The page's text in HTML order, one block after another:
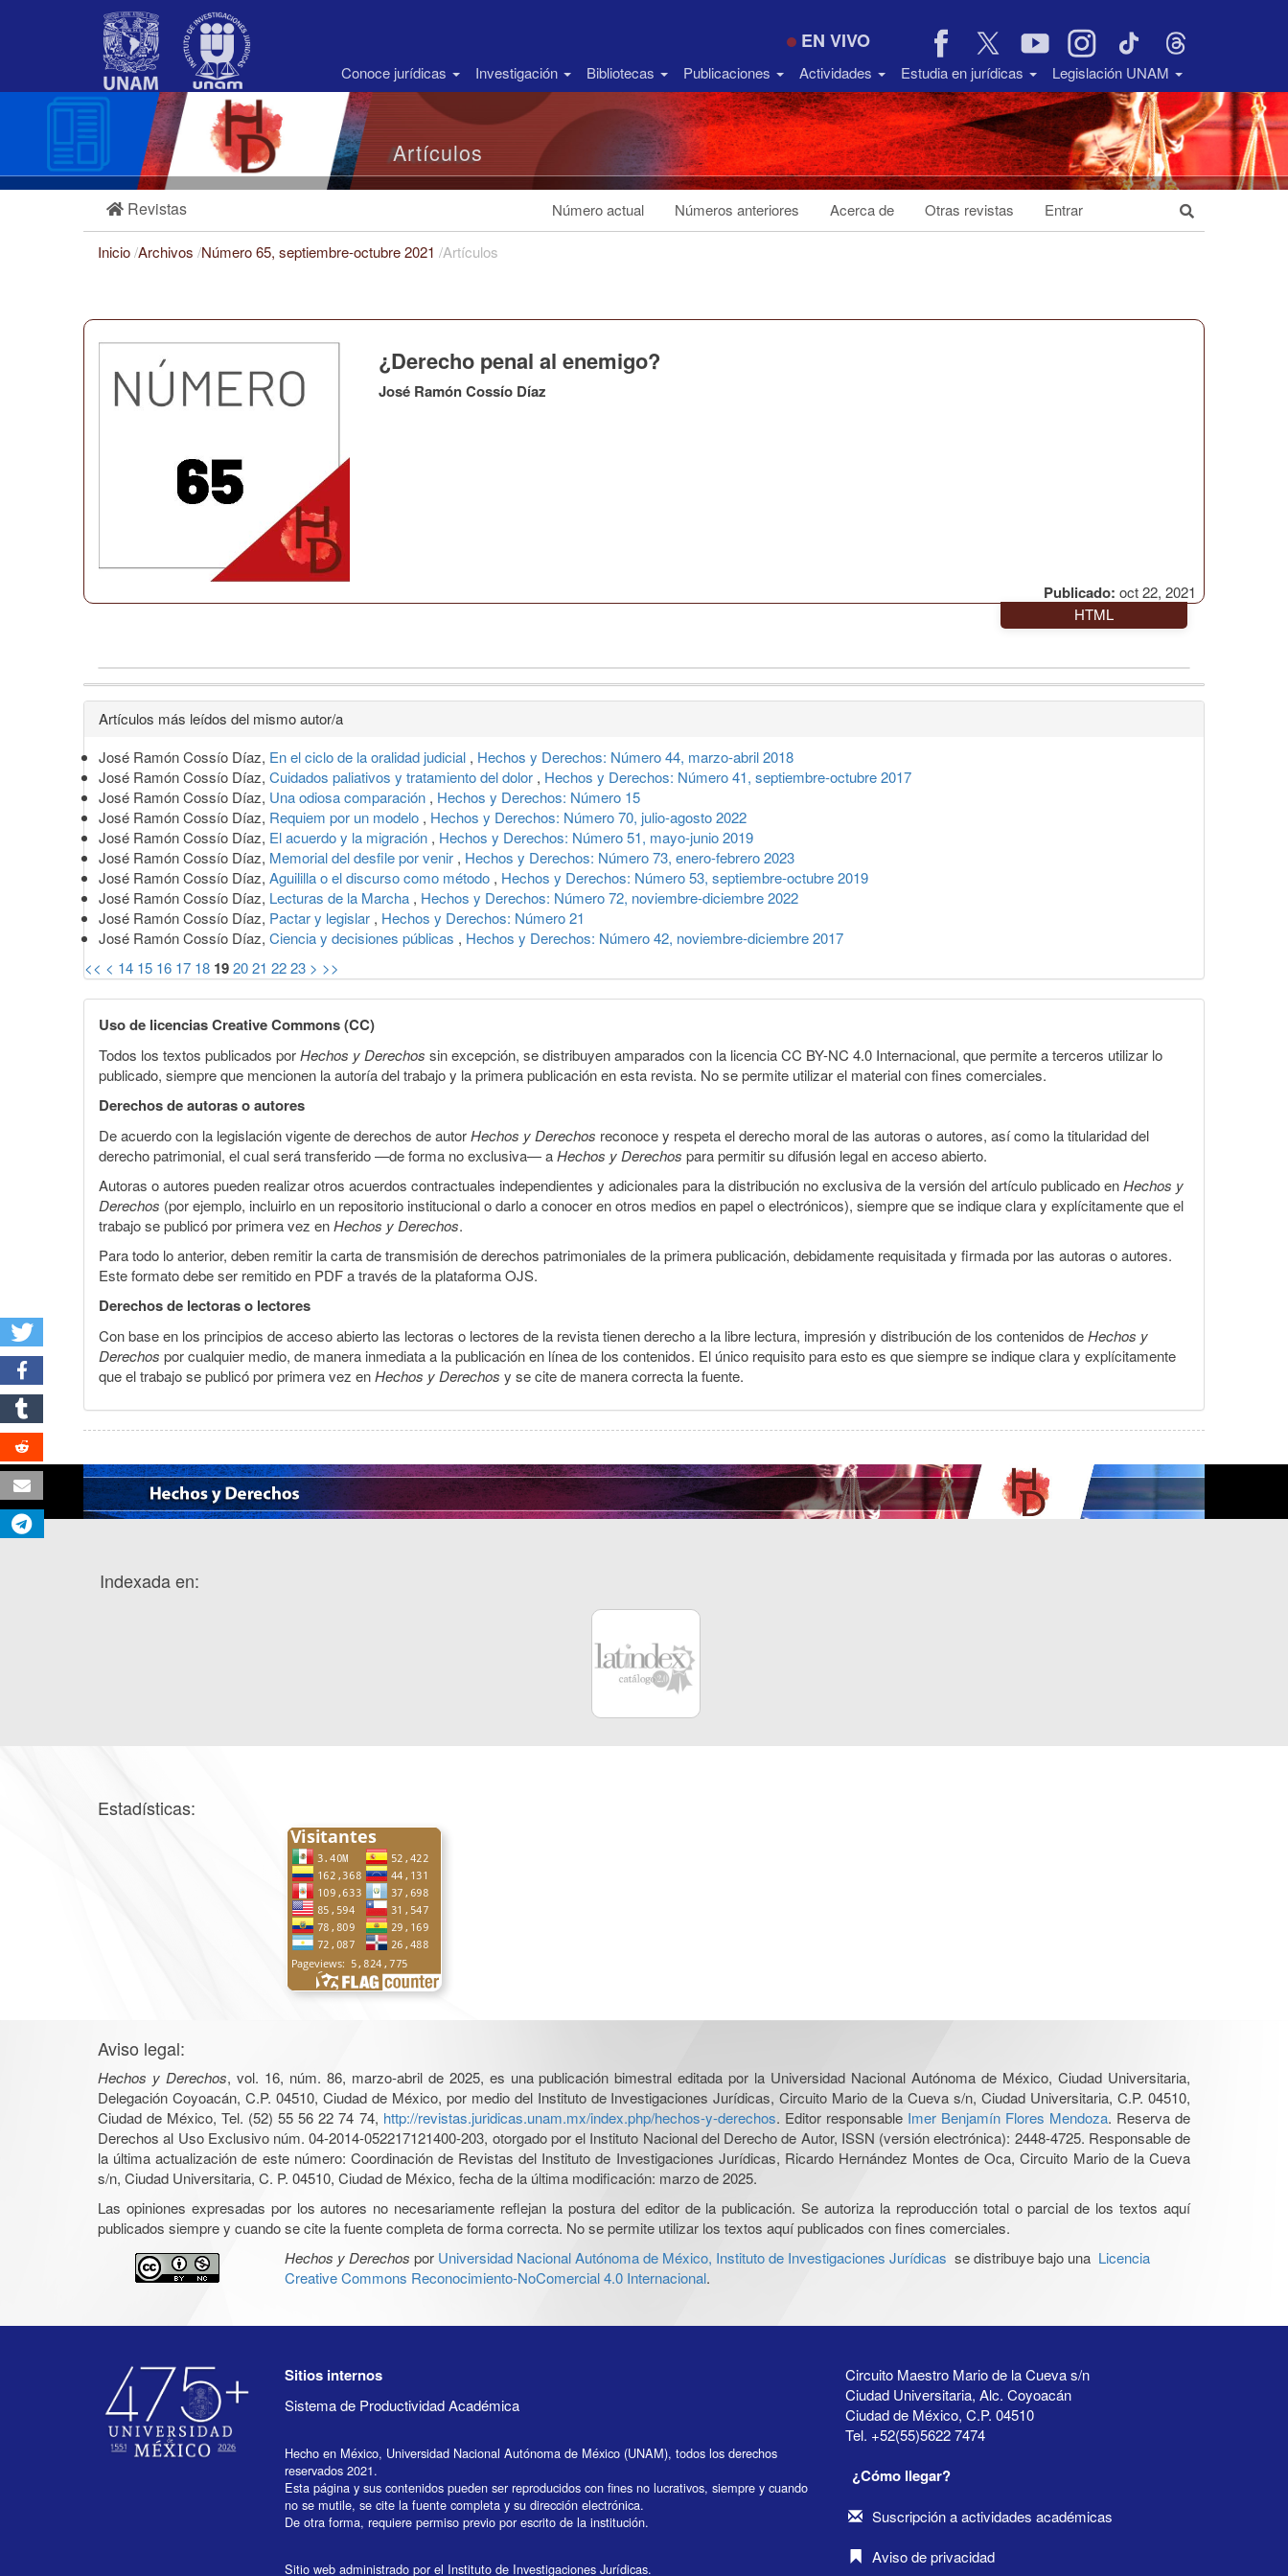
Barra
EN VIVO
Conoce jurídicas Investigación Bibliotecas Publicaciones Actividades Estudia en jurídicas Legislación UNAM
Artículos
Revistas Número actual Números anteriores Acerca de Otras revistas Entrar
Inicio/Archivos /Número 65, septiembre-octubre 2021 /Artículos
Publicado: oct 22, 2021
¿Derecho penal al enemigo?
José Ramón Cossío Díaz
HTML
Detalles
del
artículo
Artículos más leídos del mismo autor/a
José Ramón Cossío Díaz, En el ciclo de la oralidad judicial , Hechos y Derechos: Número 44, marzo-abril 2018
José Ramón Cossío Díaz, Cuidados paliativos y tratamiento del dolor , Hechos y Derechos: Número 41, septiembre-octubre 2017
José Ramón Cossío Díaz, Una odiosa comparación , Hechos y Derechos: Número 15
José Ramón Cossío Díaz, Requiem por un modelo , Hechos y Derechos: Número 70, julio-agosto 2022
José Ramón Cossío Díaz, El acuerdo y la migración , Hechos y Derechos: Número 51, mayo-junio 2019
José Ramón Cossío Díaz, Memorial del desfile por venir , Hechos y Derechos: Número 73, enero-febrero 2023
José Ramón Cossío Díaz, Aguililla o el discurso como método , Hechos y Derechos: Número 53, septiembre-octubre 2019
José Ramón Cossío Díaz, Lecturas de la Marcha , Hechos y Derechos: Número 72, noviembre-diciembre 2022
José Ramón Cossío Díaz, Pactar y legislar , Hechos y Derechos: Número 21
José Ramón Cossío Díaz, Ciencia y decisiones públicas , Hechos y Derechos: Número 42, noviembre-diciembre 2017
<< < 14 15 16 17 18 192021 2223 > >>
Uso de licencias Creative Commons (CC)
Todos los textos publicados porHechos y Derechos sin excepción, se distribuyen amparados con la licencia CC BY-NC 4.0 Internacional, que permite a terceros utilizar lo
publicado, siempre que mencionen la autoría del trabajo y la primera publicación en esta revista. No se permite utilizar el material con fines comerciales.
Derechos de autoras o autores
De acuerdo con la legislación vigente de derechos de autorHechos y Derechos reconoce y respeta el derecho moral de las autoras o autores, así como la titularidad del
derecho patrimonial, el cual será transferido —de forma no exclusiva— aHechos y Derechos para permitir su difusión legal en acceso abierto.
Autoras o autores pueden realizar otros acuerdos contractuales independientes y adicionales para la distribución no exclusiva de la versión del artículo publicado enHechos y
Derechos (por ejemplo, incluirlo en un repositorio institucional o darlo a conocer en otros medios en papel o electrónicos), siempre que se indique clara y explícitamente que el
trabajo se publicó por primera vez enHechos y Derechos.
Para todo lo anterior, deben remitir la carta de transmisión de derechos patrimoniales de la primera publicación, debidamente requisitada y firmada por las autoras o autores.
Este formato debe ser remitido en PDF a través de la plataforma OJS.
Derechos de lectoras o lectores
Con base en los principios de acceso abierto las lectoras o lectores de la revista tienen derecho a la libre lectura, impresión y distribución de los contenidos deHechos y
Derechos por cualquier medio, de manera inmediata a la publicación en línea de los contenidos. El único requisito para esto es que siempre se indique clara y explícitamente
que el trabajo se publicó por primera vez enHechos y Derechos y se cite de manera correcta la fuente.
Indexada en:
Estadísticas:
Aviso legal:
Hechos y Derechos, vol. 16, núm. 86, marzo-abril de 2025, es una publicación bimestral editada por la Universidad Nacional Autónoma de México, Ciudad Universitaria,
Delegación Coyoacán, C.P. 04510, Ciudad de México, por medio del Instituto de Investigaciones Jurídicas, Circuito Mario de la Cueva s/n, Ciudad Universitaria, C.P. 04510,
Ciudad de México, Tel. (52) 55 56 22 74 74, http://revistas.juridicas.unam.mx/index.php/hechos-y-derechos. Editor responsable Imer Benjamín Flores Mendoza. Reserva de
Derechos al Uso Exclusivo núm. 04-2014-052217121400-203, otorgado por el Instituto Nacional del Derecho de Autor, ISSN (versión electrónica): 2448-4725. Responsable de
la última actualización de este número: Coordinación de Revistas del Instituto de Investigaciones Jurídicas, Ricardo Hernández Montes de Oca, Circuito Mario de la Cueva
s/n, Ciudad Universitaria, C. P. 04510, Ciudad de México, fecha de la última modificación: marzo de 2025.
Las opiniones expresadas por los autores no necesariamente reflejan la postura del editor de la publicación. Se autoriza la reproducción total o parcial de los textos aquí
publicados siempre y cuando se cite la fuente completa de forma correcta. No se permite utilizar los textos aquí publicados con fines comerciales.
Hechos y Derechos por Universidad Nacional Autónoma de México, Instituto de Investigaciones Jurídicas se distribuye bajo una Licencia
Creative Commons Reconocimiento-NoComercial 4.0 Internacional.
Sitios internos
Sistema de Productividad Académica
Hecho en México, Universidad Nacional Autónoma de México (UNAM), todos los derechos
reservados 2021.
Esta página y sus contenidos pueden ser reproducidos con fines no lucrativos, siempre y cuando
no se mutile, se cite la fuente completa y su dirección electrónica.
De otra forma, requiere permiso previo por escrito de la institución.
Sitio web administrado por el Instituto de Investigaciones Jurídicas.
Circuito Maestro Mario de la Cueva s/n
Ciudad Universitaria, Alc. Coyoacán
Ciudad de México, C.P. 04510
Tel. +52(55)5622 7474
¿Cómo llegar?
Suscripción a actividades académicas
Aviso de privacidad